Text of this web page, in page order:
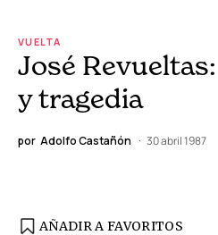
VUELTA
José
y tragedia
por Adolfo Castañón 30 abril 1987
AÑADIR A FAVORITOS